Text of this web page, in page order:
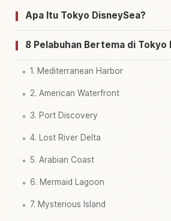
Cari aktivitas di Tokyo
Apa Itu Tokyo DisneySea?
8 Pelabuhan Bertema di Tokyo
1. Mediterranean Harbor
2. American Waterfront
3. Port Discovery
4. Lost River Delta
5. Arabian Coast
6. Mermaid Lagoon
7. Mysterious Island